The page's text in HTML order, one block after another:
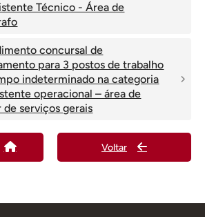
Técnico - Área de
concursal de
para 3 postos de trabalho
indeterminado na categoria
operacional – área de
de serviços gerais
Voltar